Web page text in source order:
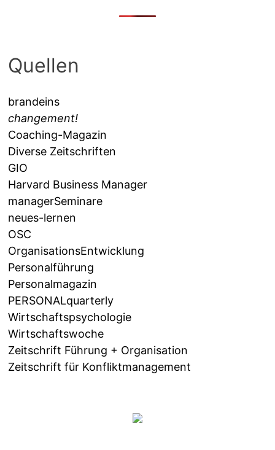
Quellen
brandeins
changement!
Coaching-Magazin
Diverse Zeitschriften
GIO
Harvard Business Manager
managerSeminare
neues-lernen
OSC
OrganisationsEntwicklung
Personalführung
Personalmagazin
PERSONALquarterly
Wirtschaftspsychologie
Wirtschaftswoche
Zeitschrift Führung + Organisation
Zeitschrift für Konfliktmanagement